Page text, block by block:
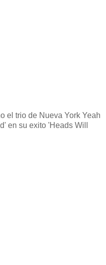
el trio de Nueva York Yeah
en su exito 'Heads Will